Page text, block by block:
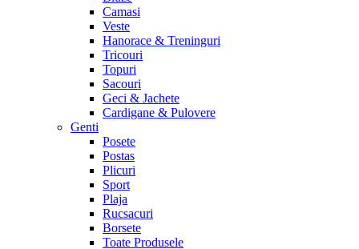
Camasi
Veste
Hanorace & Treninguri
Tricouri
Topuri
Sacouri
Geci & Jachete
Cardigane & Pulovere
Genti
Posete
Postas
Plicuri
Sport
Plaja
Rucsacuri
Borsete
Toate Produsele